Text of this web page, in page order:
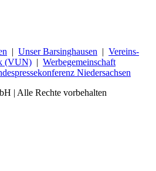
| Unser Barsinghausen | Vereins-
(VUN) | Werbegemeinschaft
Niedersachsen
| Alle Rechte vorbehalten